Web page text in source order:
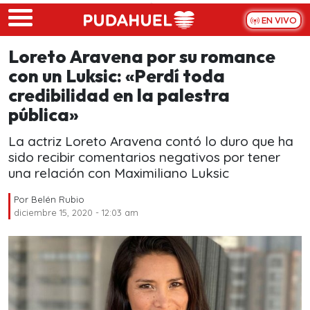
Skip to main content
EN VIVO
Loreto Aravena por su romance
con un Luksic: «Perdí toda
credibilidad en la palestra
pública»
La actriz Loreto Aravena contó lo duro que ha
sido recibir comentarios negativos por tener
una relación con Maximiliano Luksic
Por Belén Rubio
diciembre 15, 2020 - 12:03 am